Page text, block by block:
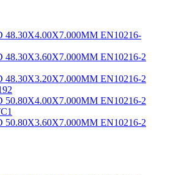
48.30X4.00X7.000MM EN10216-
48.30X3.60X7.000MM EN10216-2
48.30X3.20X7.000MM EN10216-2
50.80X4.00X7.000MM EN10216-2
50.80X3.60X7.000MM EN10216-2